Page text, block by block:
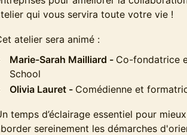
qui vous servira toute votre vie !
atelier sera animé :
Marie-Sarah Mailliard - Co-fondatrice
School
Olivia Lauret - Comédienne et
temps d’éclairage essentiel pour
sereinement les démarches